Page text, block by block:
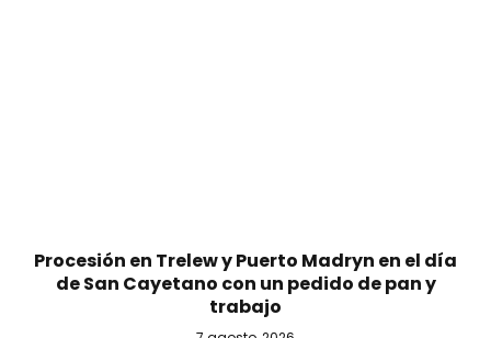
Procesión en Trelew y Puerto Madryn en el día
de San Cayetano con un pedido de pan y
trabajo